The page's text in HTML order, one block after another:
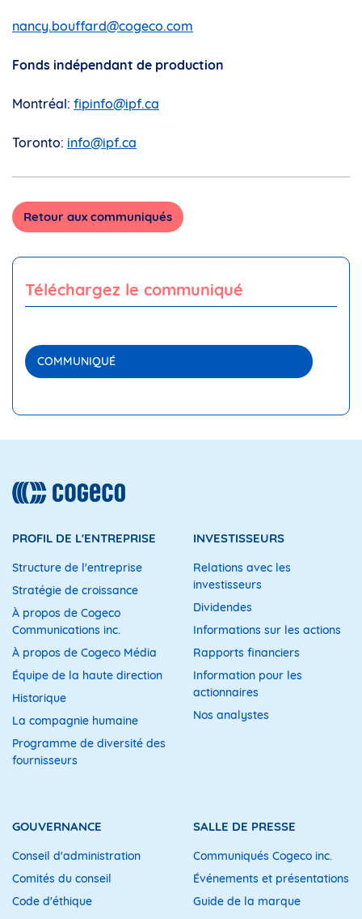
nancy.bouffard@cogeco.com
Fonds indépendant de production
Montréal: fipinfo@ipf.ca
Toronto: info@ipf.ca
Retour aux communiqués
Téléchargez le communiqué
COMMUNIQUÉ
PROFIL DE L'ENTREPRISE
Structure de l'entreprise
Stratégie de croissance
À propos de Cogeco
Communications inc.
À propos de Cogeco Média
Équipe de la haute direction
Historique
La compagnie humaine
Programme de diversité des
fournisseurs
INVESTISSEURS
Relations avec les
investisseurs
Dividendes
Informations sur les actions
Rapports financiers
Information pour les
actionnaires
Nos analystes
GOUVERNANCE
Conseil d'administration
Comités du conseil
Code d'éthique
SALLE DE PRESSE
Communiqués Cogeco inc.
Événements et présentations
Guide de la marque